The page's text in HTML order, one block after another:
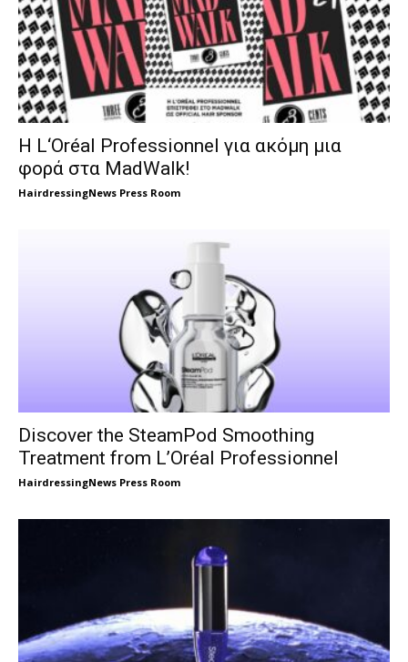
H L‘Oréal Professionnel για ακόμη μια
φορά στα MadWalk!
HairdressingNews Press Room
Discover the SteamPod Smoothing
Treatment from L’Oréal Professionnel
HairdressingNews Press Room